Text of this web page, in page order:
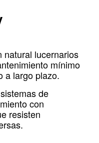
natural lucernarios
mínimo
a largo plazo.
sistemas de
con
resisten